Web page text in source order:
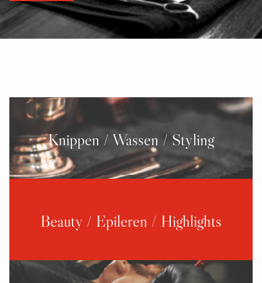
Knippen / Wassen / Styling
Beauty / Epileren / Highlights